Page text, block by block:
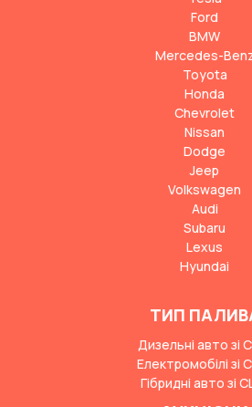
Ford
BMW
Mercedes-
Toyota
Honda
Chevrolet
Nissan
Dodge
Jeep
Volkswagen
Audi
Subaru
Lexus
Hyundai
ТИП
Дизельні авто зі
Електромобілі зі
Гібридні авто зі